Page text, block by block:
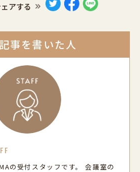
アする
事を書いた人
の受付スタッフです。 会議室の